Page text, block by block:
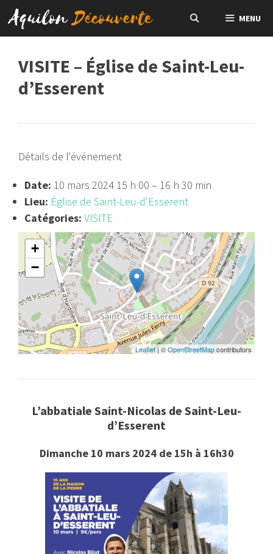
Aller
au
contenu
MENU
VISITE – Église de Saint-Leu-
d’Esserent
Détails de l'événement
Date: 10 mars 2024 15 h 00 – 16 h 30 min
Lieu: Église de Saint-Leu-d'Esserent
Catégories: VISITE
+
−
Leaflet| ©OpenStreetMapcontributors
L’abbatiale Saint-Nicolas de Saint-Leu-
d’Esserent
Dimanche 10 mars 2024 de 15h à 16h30